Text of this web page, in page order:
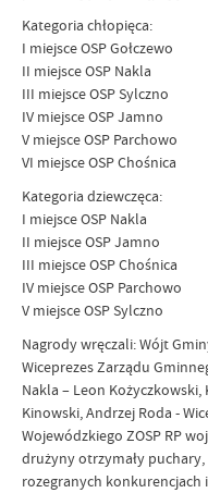
Kategoria chłopięca:
I miejsce OSP Gołczewo
II miejsce OSP Nakla
III miejsce OSP Sylczno
IV miejsce OSP Jamno
V miejsce OSP Parchowo
VI miejsce OSP Chośnica
Kategoria dziewczęca:
I miejsce OSP Nakla
II miejsce OSP Jamno
III miejsce OSP Chośnica
IV miejsce OSP Parchowo
V miejsce OSP Sylczno
Nagrody wręczali: Wójt
Wiceprezes Zarządu
Nakla – Leon
Kinowski, Andrzej Roda -
Wojewódzkiego ZOSP RP
drużyny otrzymały
rozegranych konkurencjach